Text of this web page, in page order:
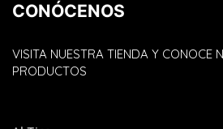
CONÓCENOS
VISITA NUESTRA TIENDA Y CONOCE
PRODUCTOS